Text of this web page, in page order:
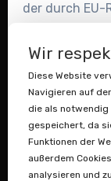
der durch EU-
B2B-
Wir
Diese Website
Navigieren auf
die als notwendig
gespeichert, da
Funktionen der
außerdem
analysieren und